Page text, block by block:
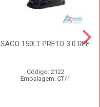
SACO 150LT PRETO 3.0 REF.
Código: 2122
Embalagem: CT/1